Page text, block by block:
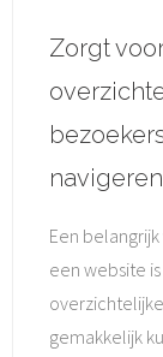
Zorgt
Een
een website
gemakkelijk